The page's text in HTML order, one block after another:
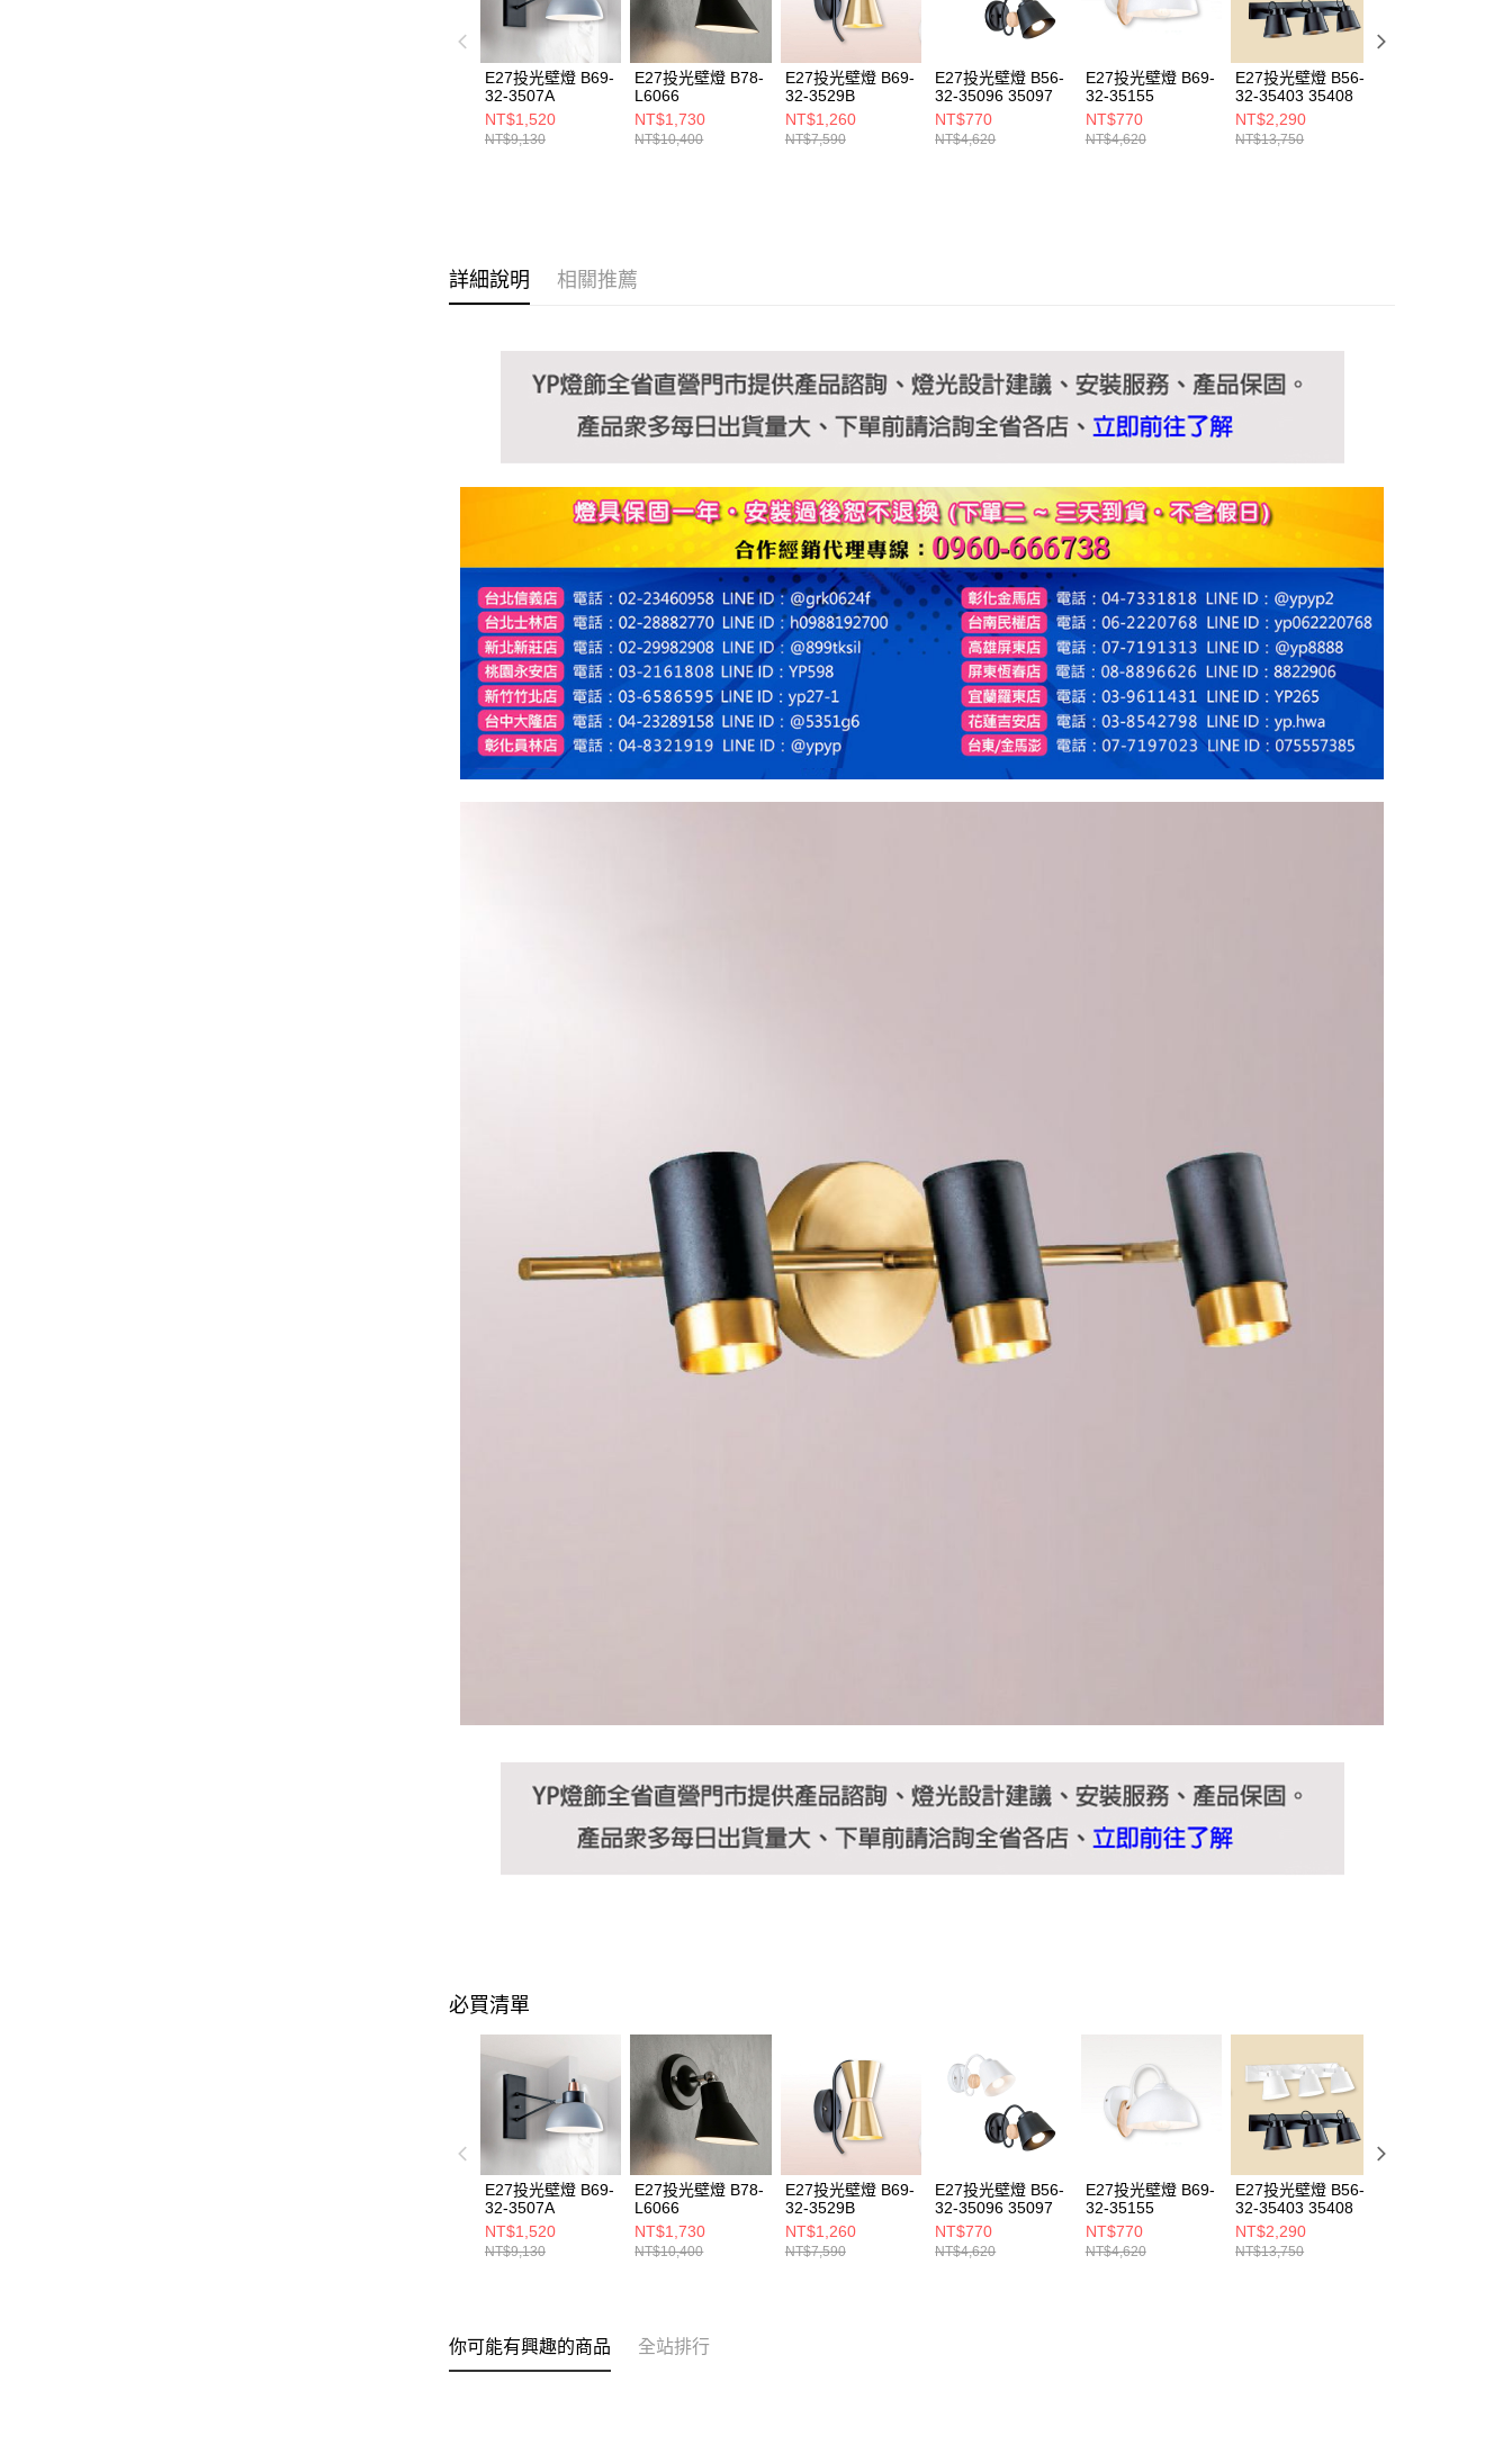
４．使用「AFTEE先享後付」時，將依據個別帳號之用戶狀況，依本公司
即時審查核予不同之上限額度；若仍有額度不足之情形，本公司將視審查
５．嚴禁一人註冊多個帳號或使用他人資訊註冊。若發現惡意使用之情
形，恩沛科技股份有限公司將有權停止該用戶之使用額度並採取法律行
動。
E27投光壁燈 B69-
32-3507A
NT$1,520
NT$9,130
E27投光壁燈 B78-
L6066
NT$1,730
NT$10,400
E27投光壁燈 B69-
32-3529B
NT$1,260
NT$7,590
E27投光壁燈 B56-
32-35096 35097
NT$770
NT$4,620
E27投光壁燈 B69-
32-35155
NT$770
NT$4,620
E27投光壁燈 B56-
32-35403 35408
NT$2,290
NT$13,750
詳細說明 相關推薦
必買清單
E27投光壁燈 B69-
32-3507A
NT$1,520
NT$9,130
E27投光壁燈 B78-
L6066
NT$1,730
NT$10,400
E27投光壁燈 B69-
32-3529B
NT$1,260
NT$7,590
E27投光壁燈 B56-
32-35096 35097
NT$770
NT$4,620
E27投光壁燈 B69-
32-35155
NT$770
NT$4,620
E27投光壁燈 B56-
32-35403 35408
NT$2,290
NT$13,750
你可能有興趣的商品 全站排行